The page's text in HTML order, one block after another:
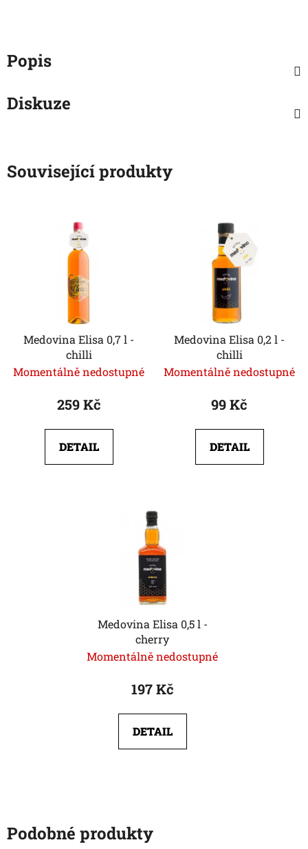
Popis
Diskuze
Související produkty
Medovina Elisa 0,7 l -
chilli
Momentálně nedostupné
259 Kč
DETAIL
Medovina Elisa 0,2 l -
chilli
Momentálně nedostupné
99 Kč
DETAIL
Medovina Elisa 0,5 l -
cherry
Momentálně nedostupné
197 Kč
DETAIL
Podobné produkty